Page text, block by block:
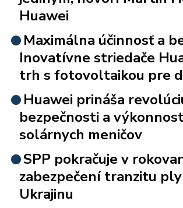
Huawei
Maximálna účinnosť a
Inovatívne striedače
trh s fotovoltaikou pre
Huawei prináša
bezpečnosti a
solárnych meničov
SPP pokračuje v
zabezpečení tranzitu
Ukrajinu